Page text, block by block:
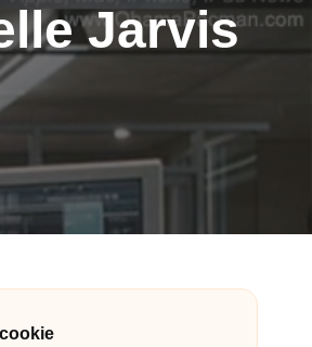
Jarvis